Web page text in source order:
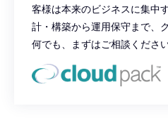
客様は本来のビジネスに集中
計・構築から運用保守まで、
何でも、まずはご相談ください